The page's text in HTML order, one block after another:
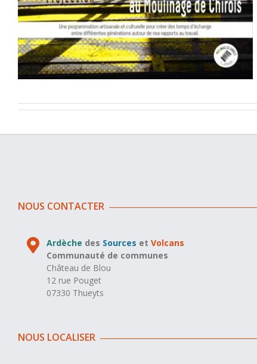
NOUS CONTACTER
Ardèche des Sources etVolcans
Communauté de communes
Château de Blou
12 rue Pouget
07330 Thueyts
NOUS LOCALISER